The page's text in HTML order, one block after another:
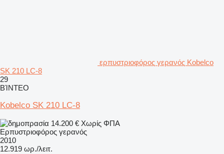
ερπυστριοφόρος γερανός Kobelco
SK 210 LC-8
29
ΒΊΝΤΕΟ
Kobelco SK 210 LC-8
14.200 € Χωρίς ΦΠΑ
Ερπυστριοφόρος γερανός
2010
12.919 ωρ./λειτ.